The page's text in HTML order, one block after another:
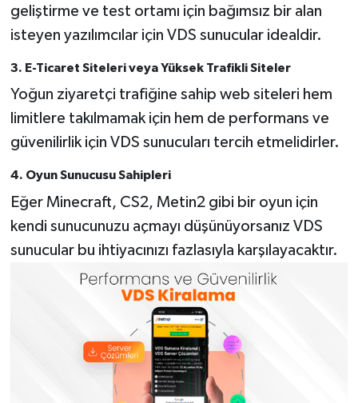
geliştirme ve test ortamı için bağımsız bir alan
isteyen yazılımcılar için VDS sunucular idealdir.
3. E-Ticaret Siteleri veya Yüksek Trafikli Siteler
Yoğun ziyaretçi trafiğine sahip web siteleri hem
limitlere takılmamak için hem de performans ve
güvenilirlik için VDS sunucuları tercih etmelidirler.
4. Oyun Sunucusu Sahipleri
Eğer Minecraft, CS2, Metin2 gibi bir oyun için
kendi sunucunuzu açmayı düşünüyorsanız VDS
sunucular bu ihtiyacınızı fazlasıyla karşılayacaktır.